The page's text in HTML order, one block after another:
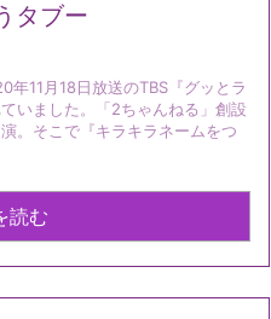
タブー
11月18日放送のTBS『グッとラ
いました。「2ちゃんねる」創設
。そこで『キラキラネームをつ
読む